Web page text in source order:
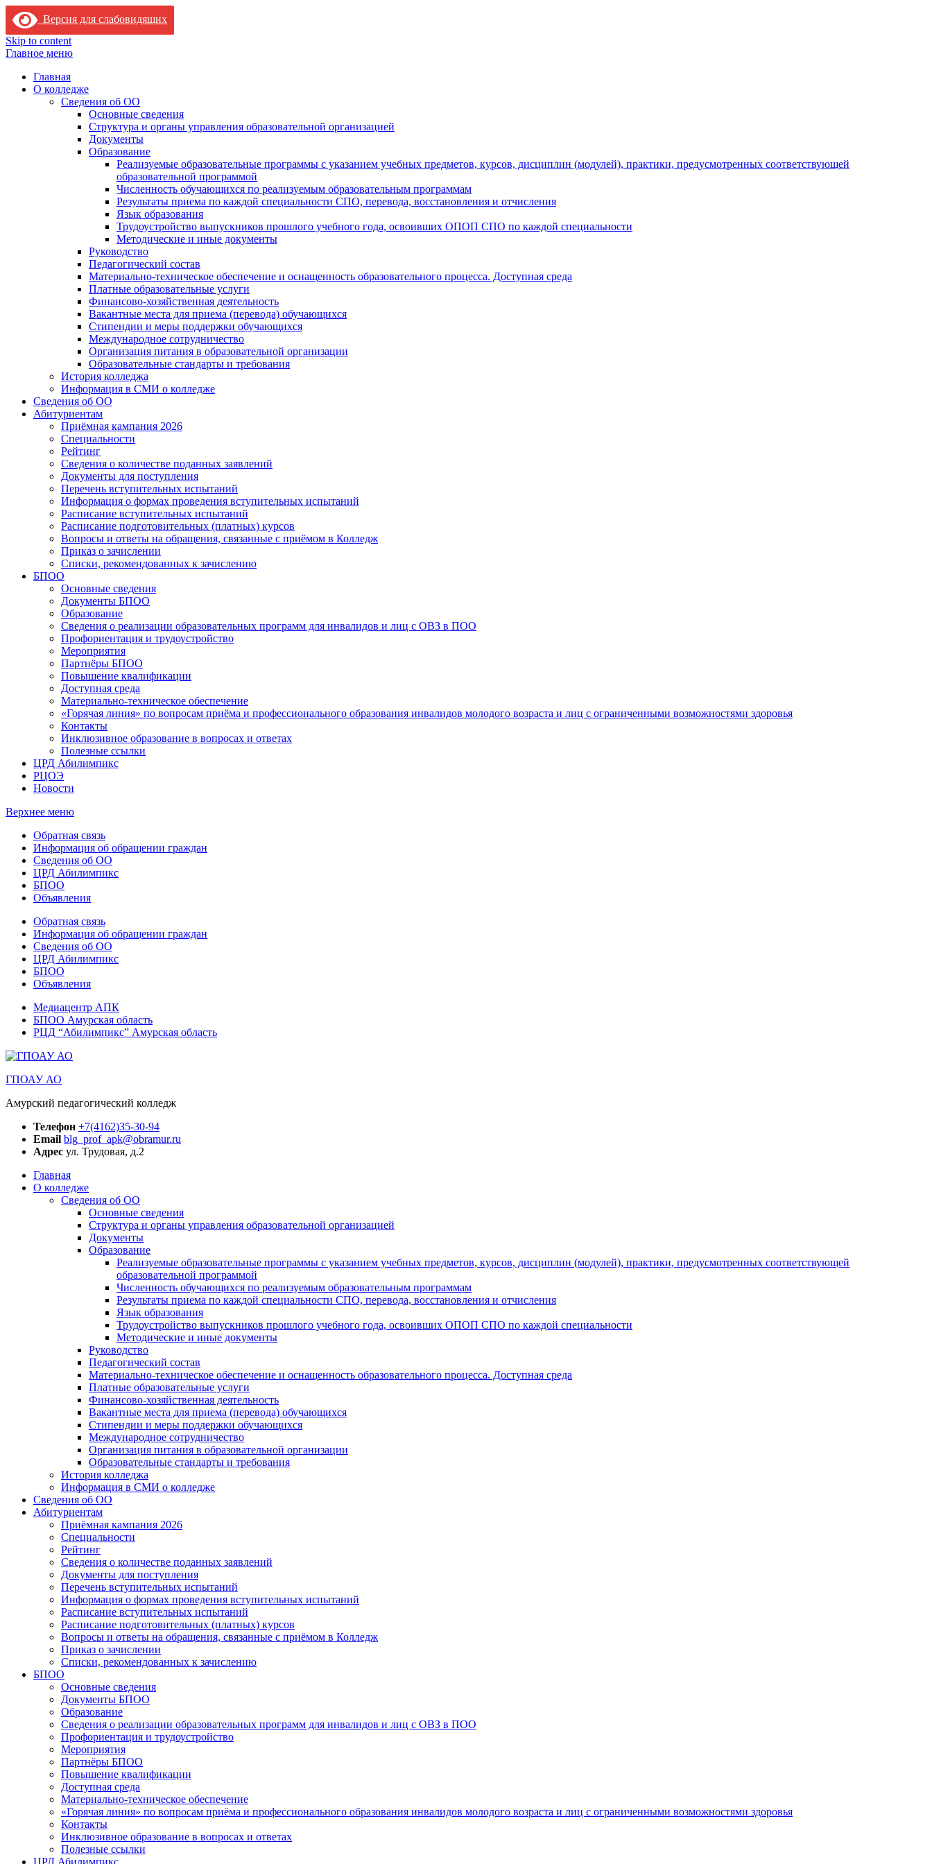
Версия для слабовидящих
Skip to content
Главное меню
Главная
О колледже
Сведения об ОО
Основные сведения
Структура и органы управления образовательной организацией
Документы
Образование
Реализуемые образовательные программы с указанием учебных предметов, курсов, дисциплин (модулей), практики, предусмотренных соответствующей
образовательной программой
Численность обучающихся по реализуемым образовательным программам
Результаты приема по каждой специальности СПО, перевода, восстановления и отчисления
Язык образования
Трудоустройство выпускников прошлого учебного года, освоивших ОПОП СПО по каждой специальности
Методические и иные документы
Руководство
Педагогический состав
Материально-техническое обеспечение и оснащенность образовательного процесса. Доступная среда
Платные образовательные услуги
Финансово-хозяйственная деятельность
Вакантные места для приема (перевода) обучающихся
Стипендии и меры поддержки обучающихся
Международное сотрудничество
Организация питания в образовательной организации
Образовательные стандарты и требования
История колледжа
Информация в СМИ о колледже
Сведения об ОО
Абитуриентам
Приёмная кампания 2026
Специальности
Рейтинг
Сведения о количестве поданных заявлений
Документы для поступления
Перечень вступительных испытаний
Информация о формах проведения вступительных испытаний
Расписание вступительных испытаний
Расписание подготовительных (платных) курсов
Вопросы и ответы на обращения, связанные с приёмом в Колледж
Приказ о зачислении
Списки, рекомендованных к зачислению
БПОО
Основные сведения
Документы БПОО
Образование
Сведения о реализации образовательных программ для инвалидов и лиц с ОВЗ в ПОО
Профориентация и трудоустройство
Мероприятия
Партнёры БПОО
Повышение квалификации
Доступная среда
Материально-техническое обеспечение
«Горячая линия» по вопросам приёма и профессионального образования инвалидов молодого возраста и лиц с ограниченными возможностями здоровья
Контакты
Инклюзивное образование в вопросах и ответах
Полезные ссылки
ЦРД Абилимпикс
РЦОЭ
Новости
Верхнее меню
Обратная связь
Информация об обращении граждан
Сведения об ОО
ЦРД Абилимпикс
БПОО
Объявления
Обратная связь
Информация об обращении граждан
Сведения об ОО
ЦРД Абилимпикс
БПОО
Объявления
Медиацентр АПК
БПОО Амурская область
РЦД “Абилимпикс” Амурская область
ГПОАУ АО
Амурский педагогический колледж
Телефон +7(4162)35-30-94
Email blg_prof_apk@obramur.ru
Адрес ул. Трудовая, д.2
Главная
О колледже
Сведения об ОО
Основные сведения
Структура и органы управления образовательной организацией
Документы
Образование
Реализуемые образовательные программы с указанием учебных предметов, курсов, дисциплин (модулей), практики, предусмотренных соответствующей
образовательной программой
Численность обучающихся по реализуемым образовательным программам
Результаты приема по каждой специальности СПО, перевода, восстановления и отчисления
Язык образования
Трудоустройство выпускников прошлого учебного года, освоивших ОПОП СПО по каждой специальности
Методические и иные документы
Руководство
Педагогический состав
Материально-техническое обеспечение и оснащенность образовательного процесса. Доступная среда
Платные образовательные услуги
Финансово-хозяйственная деятельность
Вакантные места для приема (перевода) обучающихся
Стипендии и меры поддержки обучающихся
Международное сотрудничество
Организация питания в образовательной организации
Образовательные стандарты и требования
История колледжа
Информация в СМИ о колледже
Сведения об ОО
Абитуриентам
Приёмная кампания 2026
Специальности
Рейтинг
Сведения о количестве поданных заявлений
Документы для поступления
Перечень вступительных испытаний
Информация о формах проведения вступительных испытаний
Расписание вступительных испытаний
Расписание подготовительных (платных) курсов
Вопросы и ответы на обращения, связанные с приёмом в Колледж
Приказ о зачислении
Списки, рекомендованных к зачислению
БПОО
Основные сведения
Документы БПОО
Образование
Сведения о реализации образовательных программ для инвалидов и лиц с ОВЗ в ПОО
Профориентация и трудоустройство
Мероприятия
Партнёры БПОО
Повышение квалификации
Доступная среда
Материально-техническое обеспечение
«Горячая линия» по вопросам приёма и профессионального образования инвалидов молодого возраста и лиц с ограниченными возможностями здоровья
Контакты
Инклюзивное образование в вопросах и ответах
Полезные ссылки
ЦРД Абилимпикс